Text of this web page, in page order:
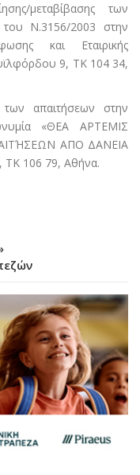
μεταβίβασης των
Ν.3156/2003 στην
και Εταιρικής
9, ΤΚ 104 34,
απαιτήσεων στην
«ΘΕΑ ΑΡΤΕΜΙΣ
ΑΠΟ ΔΑΝΕΙΑ
ΤΚ 106 79, Αθήνα.